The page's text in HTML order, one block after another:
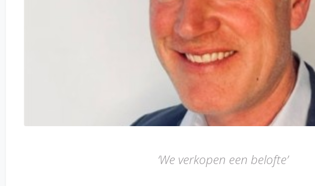
‘We verkopen een belofte’